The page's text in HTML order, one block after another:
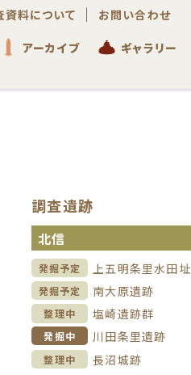
資料について お問い合わせ
アーカイブ ギャラリー
調査遺跡
北信
発掘予定 上五明条里水田址
発掘予定 南大原遺跡
整理中 塩崎遺跡群
発掘中 川田条里遺跡
整理中 長沼城跡